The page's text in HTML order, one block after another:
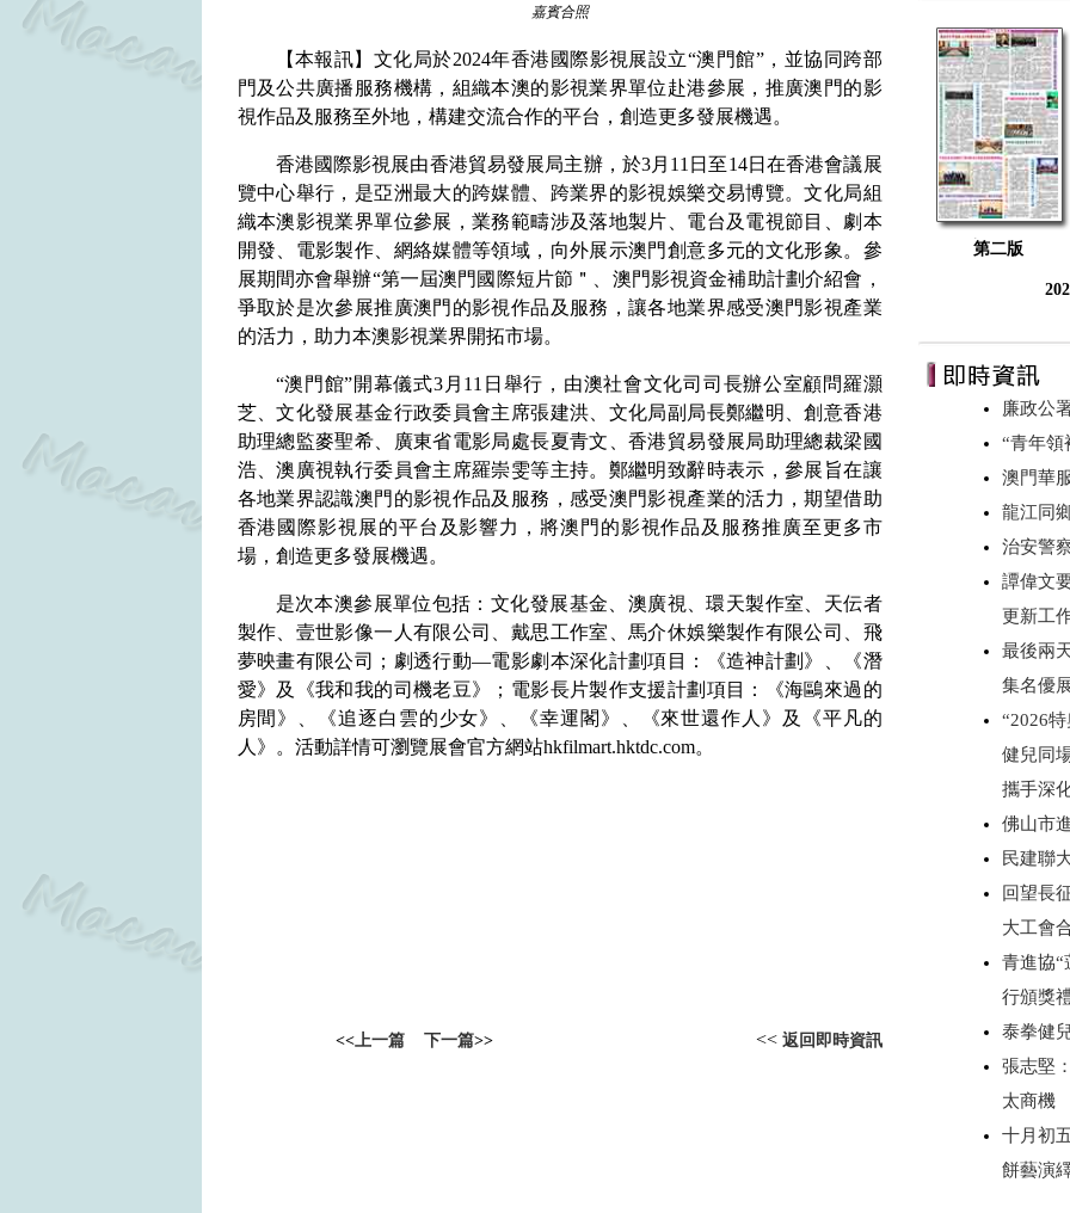
嘉賓合照
【本報訊】文化局於2024年香港國際影視展設立“澳門館”，並協同跨部
門 及公共廣播服務機構，組織本澳的影視業界單位赴港參展， 推廣澳門的影
視作品及服務至外地，構建交流合作的平台，創造更多發展機遇。
香港國際影視展由香港貿易發展局主辦，於3月 11 日至14日在香港會議展
覽中心舉行， 是亞洲最大的跨媒體、跨業界的影視娛樂交易博覽。文化局組
織本澳影視業界單位參展，業務範疇涉及落地製片、電台及電視節目、劇本
開發、電影製作、網絡媒體等領域，向外展示澳門創意多元的文化形象。參
展期間亦會舉辦“第一屆澳門國際短片節＂、 澳門影視資金補助計劃介紹會，
爭取於是次參展推廣澳門的影視作品及服務，讓各地業界感受澳門影視產業
的活力 ，助力本澳影視業界開拓市場。
“澳門館”開幕儀式3月 11 日舉行，由澳社會文化司司長辦公室顧問羅灝
芝、文化發展基金行政委員會主席張建洪、文化局副局長鄭繼明、創意香港
助理總監麥聖希、廣東省電影局 處長夏青文 、香港貿易發展局助理總裁梁國
浩、澳廣視執行委員會主席羅崇雯等主持。鄭繼明致辭時表示，參展旨在讓
各地業界認識澳門的影視作品及服務，感受澳門影視產業的活力，期望借助
香港國際影視展的平台及影響力，將澳門的影視作品及服務推廣至更多市
場，創造更多發展機遇。
是次本澳參展單位包括： 文化發展基金、澳廣視、環天製作室 、天伝者
製作、壹世影像一人有限公司、 戴思工作室、馬介休娛樂製作有限公司、 飛
夢映畫有限公司
；劇透行動—電影劇本深化計劃項目： 《造神計劃》
《潛
愛》
及 《我和我的司機老豆》 ；電影長片製作支援計劃項目：
《海鷗來過的
房間》
《追逐白雲的少女》、《幸運閣》、《來世還作人》 及
《平凡的
人》
。活動詳情可瀏覽展會官方網站hkfilmart.hktdc.com。
<<上一篇 下一篇>> << 返回即時資訊
第二版
廉政公
“青年
澳門華
龍江同
治安警
譚偉文
更新工
最後兩
集名優
“2026
健兒同
攜手深
佛山市
民建聯
回望長
大工會
青進協“
行頒獎
泰拳健
張志堅
太商機
十月初
餅藝演